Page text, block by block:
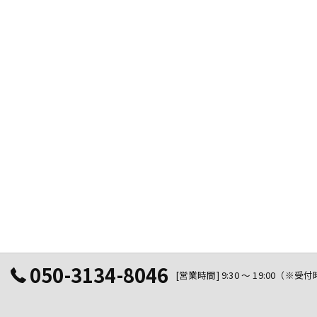
050-3134-8046 [営業時間] 9:30 ～ 19:00（※受付